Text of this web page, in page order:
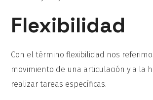
Flexibilidad
Con el término flexibilidad nos
movimiento de una articulación y a la
realizar tareas específicas.